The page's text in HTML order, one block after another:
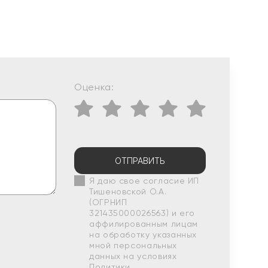
Оценка:
ОТПРАВИТЬ
Я даю свое согласие ИП
Тишеновской О.А.
(ОГРНИП
321435000026563) и его
аффилированным лицам
на обработку указанных
мной персональных
данных на условиях